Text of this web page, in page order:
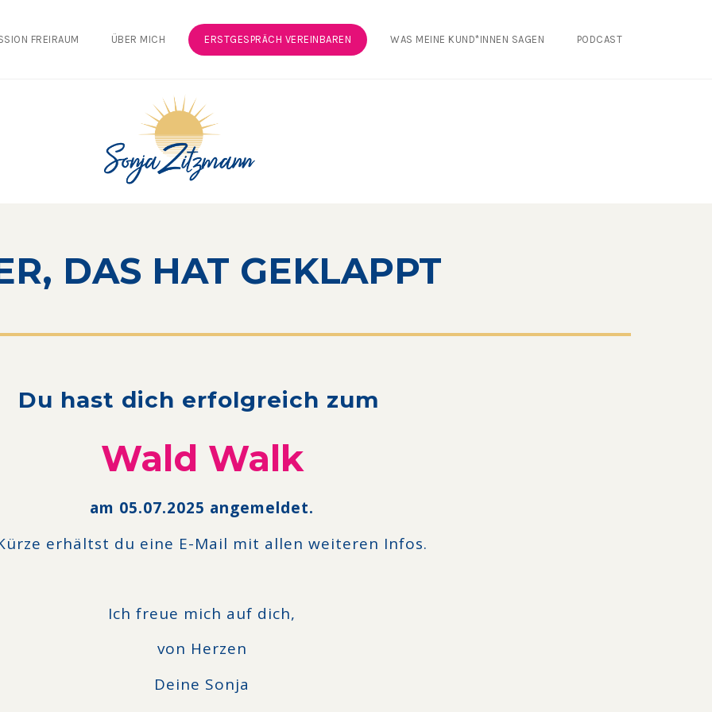
FREIRAUM ÜBER MICH ERSTGESPRÄCH VEREINBAREN WAS MEINE KUND*INNEN SAGEN PODCAST
DAS HAT GEKLAPPT
Du hast dich erfolgreich zum
Wald Walk
am 05.07.2025 angemeldet.
erhältst du eine E-Mail mit allen weiteren Infos.
Ich freue mich auf dich,
von Herzen
Deine Sonja